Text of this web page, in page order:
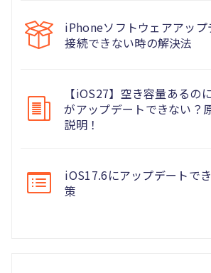
iPhoneソフトウェアアッ
接続できない時の解決法
【iOS27】空き容量あるの
がアップデートできない？
説明！
iOS17.6にアップデートで
策